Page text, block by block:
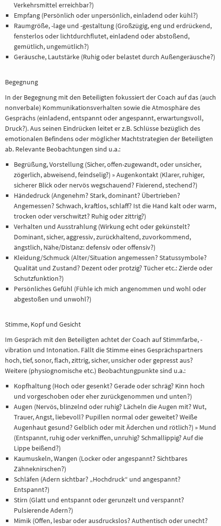
Verkehrsmittel erreichbar?)
Empfang (Persönlich oder unpersönlich, einladend oder kühl?)
Raumgröße, -lage und -gestaltung (Großzügig, eng und erdrückend,
fensterlos oder lichtdurchflutet, einladend oder abstoßend,
gemütlich, ungemütlich?)
Geräusche, Lautstärke (Ruhig oder belastet durch Außengeräusche?)
Begegnung
In der Begegnung mit den Beteiligten fokussiert der Coach auf das (auch
nonverbale) Kommunikationsverhalten sowie die Atmosphäre des
Gesprächs (einladend, entspannt oder angespannt, erwartungsvoll,
Druck?). Aus seinen Eindrücken leitet er z.B. Schlüsse bezüglich des
emotionalen Befindens oder möglicher Machtstrategien der Beteiligten
ab. Relevante Beobachtungen sind u.a.:
Begrüßung, Vorstellung (Sicher, offen-zugewandt, oder unsicher,
zögerlich, abweisend, feindselig?) » Augenkontakt (Klarer, ruhiger,
sicherer Blick oder nervös wegschauend? Fixierend, stechend?)
Händedruck (Angenehm? Stark, dominant? Übertrieben?
Angemessen? Schwach, kraftlos, schlaff? Ist die Hand kalt oder warm,
trocken oder verschwitzt? Ruhig oder zittrig?)
Verhalten und Ausstrahlung (Wirkung echt oder gekünstelt?
Dominant, sicher, aggressiv, zurückhaltend, zuvorkommend,
ängstlich, Nähe/Distanz: defensiv oder offensiv?)
Kleidung/Schmuck (Alter/Situation angemessen? Statussymbole?
Qualität und Zustand? Dezent oder protzig? Tücher etc.: Zierde oder
Schutzfunktion?)
Persönliches Gefühl (Fühle ich mich angenommen und wohl oder
abgestoßen und unwohl?)
Stimme, Kopf und Gesicht
Im Gespräch mit den Beteiligten achtet der Coach auf Stimmfarbe, -
vibration und Intonation. Fällt die Stimme eines Gesprächspartners
hoch, tief, sonor, flach, zittrig, sicher, unsicher oder gepresst aus?
Weitere (physiognomische etc.) Beobachtungpunkte sind u.a.:
Kopfhaltung (Hoch oder gesenkt? Gerade oder schräg? Kinn hoch
und vorgeschoben oder eher zurückgenommen und unten?)
Augen (Nervös, blinzelnd oder ruhig? Lächeln die Augen mit? Wut,
Trauer, Angst, liebevoll? Pupillen normal oder geweitet? Weiße
Augenhaut gesund? Gelblich oder mit Äderchen und rötlich?) » Mund
(Entspannt, ruhig oder verkniffen, unruhig? Schmallippig? Auf die
Lippe beißend?)
Kaumuskeln, Wangen (Locker oder angespannt? Sichtbares
Zähneknirschen?)
Schläfen (Adern sichtbar? „Hochdruck“ und angespannt?
Entspannt?)
Stirn (Glatt und entspannt oder gerunzelt und verspannt?
Pulsierende Adern?)
Mimik (Offen, lesbar oder ausdruckslos? Authentisch oder unecht?